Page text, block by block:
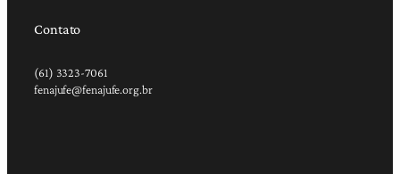
Contato
(61) 3323-7061
fenajufe@fenajufe.org.br